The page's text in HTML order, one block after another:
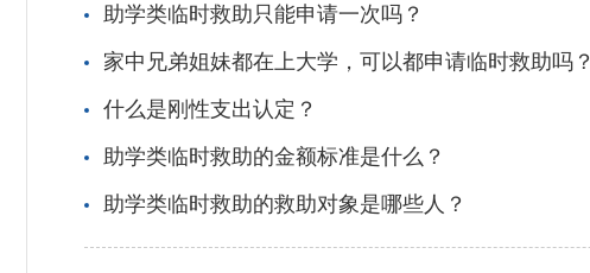
助学类临时救助只能申请一次吗？
家中兄弟姐妹都在上大学，可以都申请临时救助吗？
什么是刚性支出认定？
助学类临时救助的金额标准是什么？
助学类临时救助的救助对象是哪些人？